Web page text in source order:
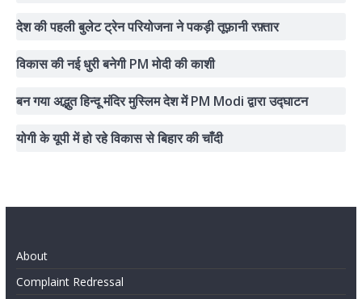
देश की पहली बुलेट ट्रेन परियोजना ने पकड़ी तूफ़ानी रफ़्तार
विकास की नई धुरी बनेगी PM मोदी की काशी
बन गया अद्भुत हिन्दू मंदिर मुस्लिम देश में PM Modi द्वारा उद्घाटन
योगी के यूपी में हो रहे विकास से बिहार की चाँदी
About
Complaint Redressal